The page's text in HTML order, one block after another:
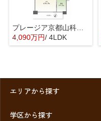
プレージア京都山科東野
4,090万円/ 4LDK
エリアから探す
学区から探す